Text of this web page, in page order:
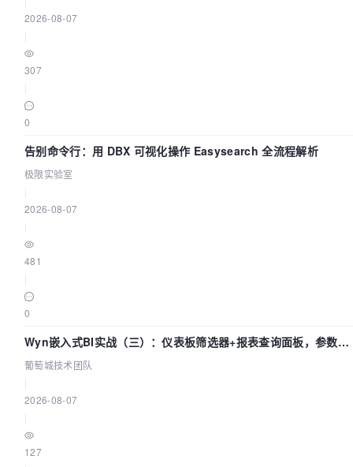
2026-08-07
307
0
告别命令行：用 DBX 可视化操作 Easysearch 全流程解析
极限实验室
2026-08-07
481
0
Wyn嵌入式BI实战（三）：仪表板筛选器+报表查询面板，参数联
动全闭环
葡萄城技术团队
2026-08-07
127